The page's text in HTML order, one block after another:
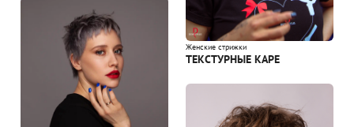
Женские стрижки
ТЕКСТУРНЫЕ КАРЕ